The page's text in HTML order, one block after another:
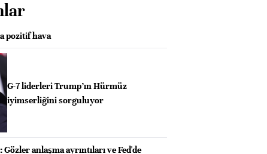
pozitif hava
G-7 liderleri Trump’ın Hürmüz
iyimserliğini sorguluyor
anlaşma ayrıntıları ve Fed'de